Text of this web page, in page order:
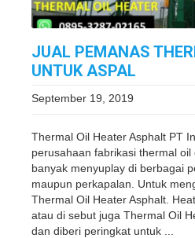
JUAL PEMANAS
UNTUK ASPAL
September 19, 2019
Thermal Oil Heater Asphalt PT
perusahaan fabrikasi thermal oil
banyak menyuplay di berbagai
maupun perkapalan. Untuk
Thermal Oil Heater Asphalt.
atau di sebut juga Thermal Oil
dan diberi peringkat untuk ...